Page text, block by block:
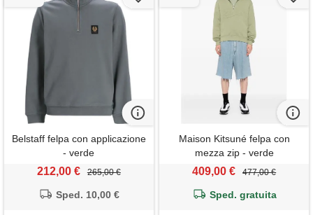
Belstaff felpa con applicazione
- verde
212,00 € 265,00 €
Sped. 10,00 €
Maison Kitsuné felpa con
mezza zip - verde
409,00 € 477,00 €
Sped. gratuita